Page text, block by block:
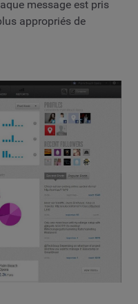
message est pris
appropriés de